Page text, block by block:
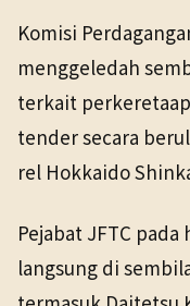
TANGGAL SUMBER
19 Mei 2026
Pranala sumber
Komisi
menggeledah
terkait
tender secara
rel Hokkaido
Pejabat JFTC
langsung di